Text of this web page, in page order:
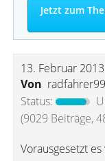
Jetzt zum
13. Februar
Von
Status:
(9029 Beiträge,
Vorausgesetzt